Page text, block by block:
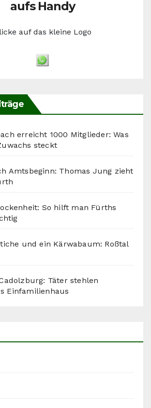
aufs Handy
auf das kleine Logo
erreicht 1000 Mitglieder: Was
steckt
Amtsbeginn: Thomas Jung zieht
So hilft man Fürths
und ein Kärwabaum: Roßtal
Täter stehlen
Einfamilienhaus